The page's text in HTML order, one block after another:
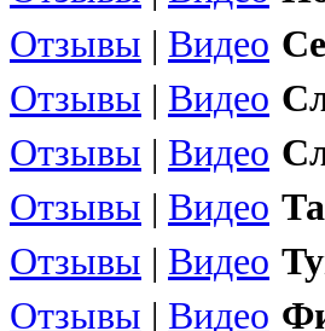
Отзывы | Видео
Отзывы | Видео
Отзывы | Видео
Отзывы | Видео
Отзывы | Видео
Отзывы | Видео